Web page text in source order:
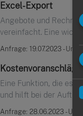
Excel-Export
Angebote und
vereinfacht. Eine
Anfrage: 19.07.2023 -
Eine Funktion, die es
und hilft bei der
Anfrage: 28.06.2023 -